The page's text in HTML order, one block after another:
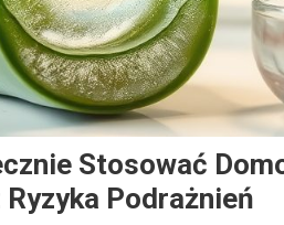
Stosować
Podrażnień